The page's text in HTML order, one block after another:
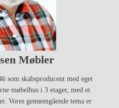
Møbler
som skabsproducent med eget
møbelhus i 3 etager, med et
Vores gennemgående tema er